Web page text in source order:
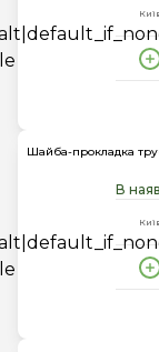
Шайба-прокладка
В